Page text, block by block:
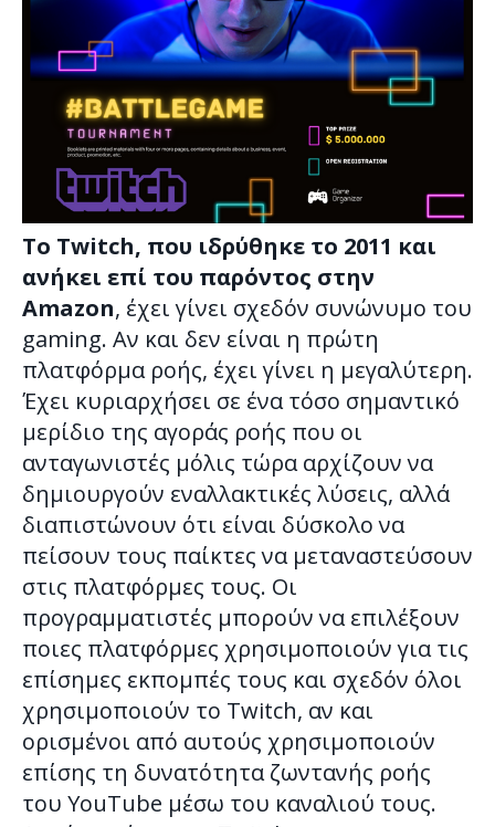
Το Twitch, που ιδρύθηκε το 2011 και
ανήκει επί του παρόντος στην
Amazon, έχει γίνει σχεδόν συνώνυμο του
gaming. Αν και δεν είναι η πρώτη
πλατφόρμα ροής, έχει γίνει η μεγαλύτερη.
Έχει κυριαρχήσει σε ένα τόσο σημαντικό
μερίδιο της αγοράς ροής που οι
ανταγωνιστές μόλις τώρα αρχίζουν να
δημιουργούν εναλλακτικές λύσεις, αλλά
διαπιστώνουν ότι είναι δύσκολο να
πείσουν τους παίκτες να μεταναστεύσουν
στις πλατφόρμες τους. Οι
προγραμματιστές μπορούν να επιλέξουν
ποιες πλατφόρμες χρησιμοποιούν για τις
επίσημες εκπομπές τους και σχεδόν όλοι
χρησιμοποιούν το Twitch, αν και
ορισμένοι από αυτούς χρησιμοποιούν
επίσης τη δυνατότητα ζωντανής ροής
του YouTube μέσω του καναλιού τους.